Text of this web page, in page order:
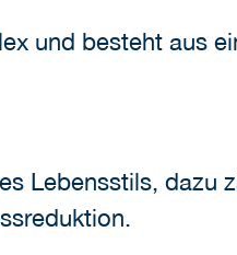
und besteht aus
Lebensstils, dazu